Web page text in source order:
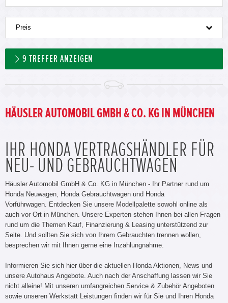
Preis
9 TREFFER ANZEIGEN
HÄUSLER AUTOMOBIL GMBH & CO. KG IN MÜNCHEN
IHR HONDA VERTRAGSHÄNDLER FÜR
NEU- UND GEBRAUCHTWAGEN
Häusler Automobil GmbH & Co. KG in München - Ihr Partner rund um
Honda Neuwagen, Honda Gebrauchtwagen und Honda
Vorführwagen. Entdecken Sie unsere Modellpalette sowohl online als
auch vor Ort in München. Unsere Experten stehen Ihnen bei allen Fragen
rund um die Themen Kauf, Finanzierung & Leasing unterstützend zur
Seite. Und sollten Sie sich von Ihrem Gebrauchten trennen wollen,
besprechen wir mit Ihnen gerne eine Inzahlungnahme.
Informieren Sie sich hier über die aktuellen Honda Aktionen, News und
unsere Autohaus Angebote. Auch nach der Anschaffung lassen wir Sie
nicht alleine! Mit unseren umfangreichen Service & Zubehör Angeboten
sowie unseren Werkstatt Leistungen finden wir für Sie und Ihren Honda